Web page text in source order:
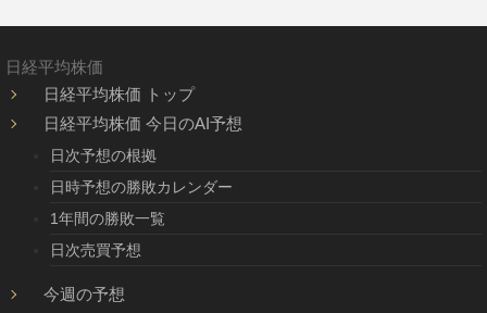
日経平均株価
日経平均株価 トップ
日経平均株価 今日のAI予想
日次予想の根拠
日時予想の勝敗カレンダー
1年間の勝敗一覧
日次売買予想
今週の予想